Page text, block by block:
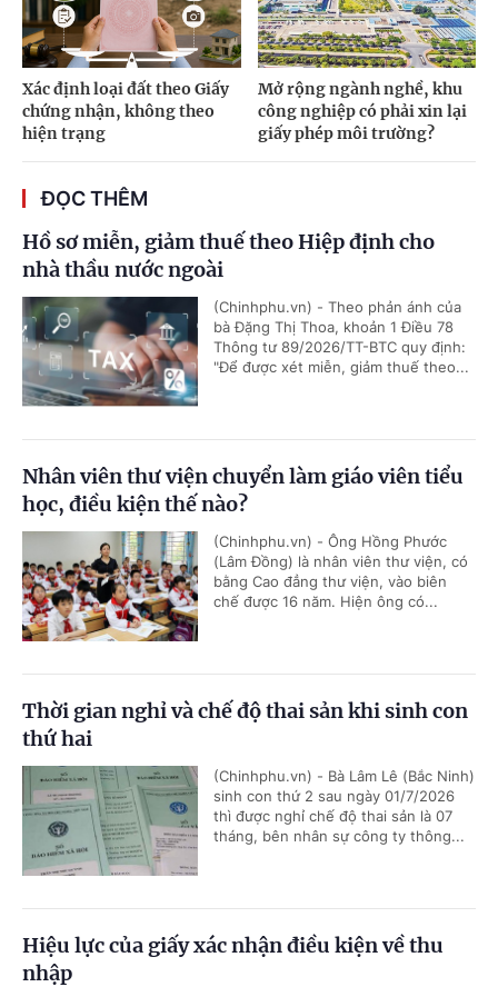
Xác định loại đất theo Giấy
chứng nhận, không theo
hiện trạng
Mở rộng ngành nghề, khu
công nghiệp có phải xin lại
giấy phép môi trường?
ĐỌC THÊM
Hồ sơ miễn, giảm thuế theo Hiệp định cho
nhà thầu nước ngoài
(Chinhphu.vn) - Theo phản ánh của
bà Đặng Thị Thoa, khoản 1 Điều 78
Thông tư 89/2026/TT-BTC quy định:
"Để được xét miễn, giảm thuế theo...
Nhân viên thư viện chuyển làm giáo viên tiểu
học, điều kiện thế nào?
(Chinhphu.vn) - Ông Hồng Phước
(Lâm Đồng) là nhân viên thư viện, có
bằng Cao đẳng thư viện, vào biên
chế được 16 năm. Hiện ông có...
Thời gian nghỉ và chế độ thai sản khi sinh con
thứ hai
(Chinhphu.vn) - Bà Lâm Lê (Bắc Ninh)
sinh con thứ 2 sau ngày 01/7/2026
thì được nghỉ chế độ thai sản là 07
tháng, bên nhân sự công ty thông...
Hiệu lực của giấy xác nhận điều kiện về thu
nhập